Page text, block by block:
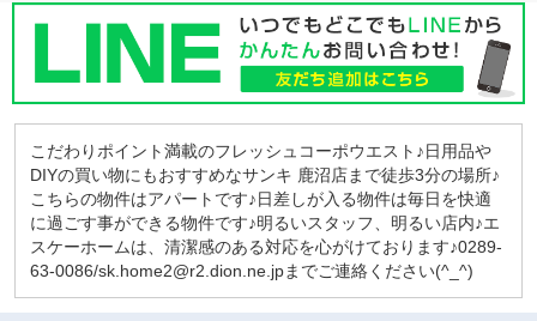
こだわりポイント満載のフレッシュコーポウエスト♪日用品や
DIYの買い物にもおすすめなサンキ 鹿沼店まで徒歩3分の場所♪
こちらの物件はアパートです♪日差しが入る物件は毎日を快適
に過ごす事ができる物件です♪明るいスタッフ、明るい店内♪エ
スケーホームは、清潔感のある対応を心がけております♪0289-
63-0086/sk.home2@r2.dion.ne.jpまでご連絡ください(^_^)